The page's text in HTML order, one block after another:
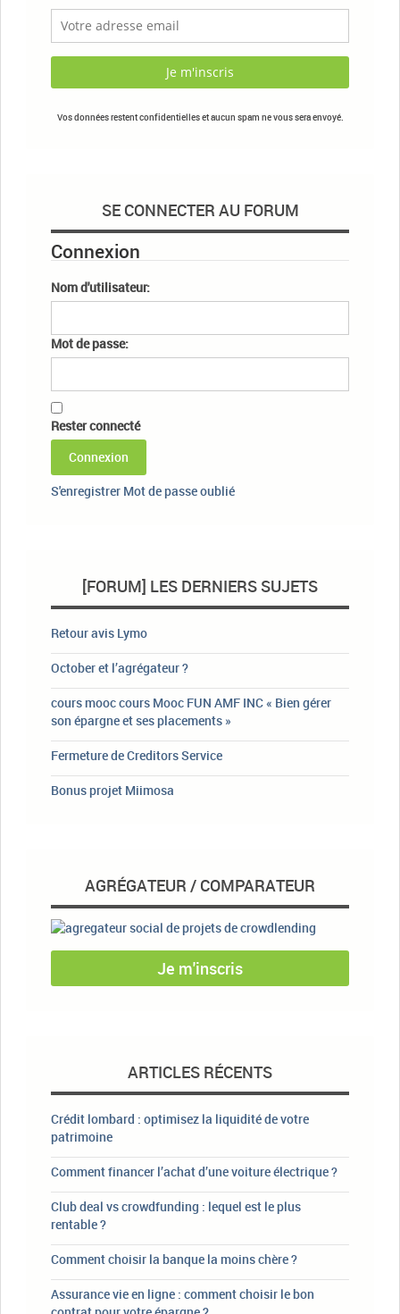
Vos données restent confidentielles et aucun spam ne vous sera envoyé.
SE CONNECTER AU FORUM
Connexion
Nom d'utilisateur:
Mot de passe:
Rester connecté
Connexion
S'enregistrer Mot de passe oublié
[FORUM] LES DERNIERS SUJETS
Retour avis Lymo
October et l’agrégateur ?
cours mooc cours Mooc FUN AMF INC « Bien gérer
son épargne et ses placements »
Fermeture de Creditors Service
Bonus projet Miimosa
AGRÉGATEUR / COMPARATEUR
Je m'inscris
ARTICLES RÉCENTS
Crédit lombard : optimisez la liquidité de votre
patrimoine
Comment financer l’achat d’une voiture électrique ?
Club deal vs crowdfunding : lequel est le plus
rentable ?
Comment choisir la banque la moins chère ?
Assurance vie en ligne : comment choisir le bon